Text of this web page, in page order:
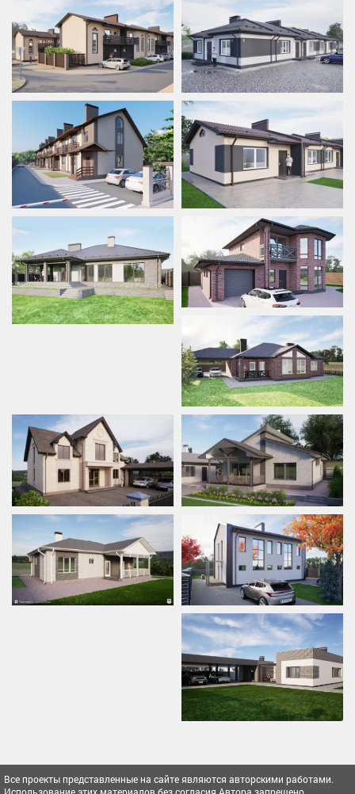
Все проекты представленные на сайте являются авторскими работами.
Использование этих материалов без согласия Автора запрещено.